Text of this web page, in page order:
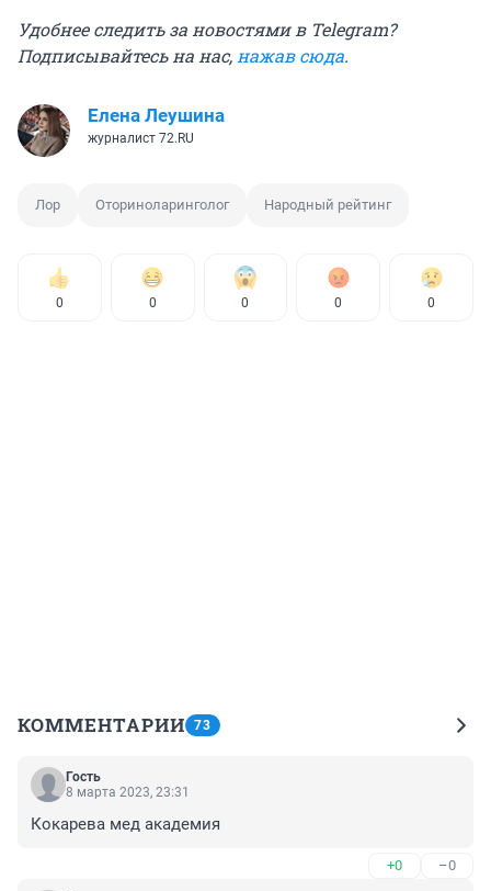
Удобнее следить за новостями в Telegram?
Подписывайтесь на нас,нажав сюда.
Елена Леушина
журналист 72.RU
Лор Оториноларинголог Народный рейтинг
0 0 0 0 0
КОММЕНТАРИИ 73
Гость
8 марта 2023, 23:31
Кокарева мед академия
+0 –0